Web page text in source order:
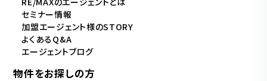
セミナー情報
加盟エージェント様のSTORY
よくあるQ&A
エージェントブログ
物件をお探しの方